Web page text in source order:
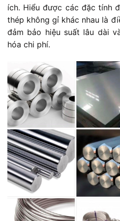
ích. Hiểu được các đặc tính
thép không gỉ khác nhau là
đảm bảo hiệu suất lâu dài
hóa chi phí.